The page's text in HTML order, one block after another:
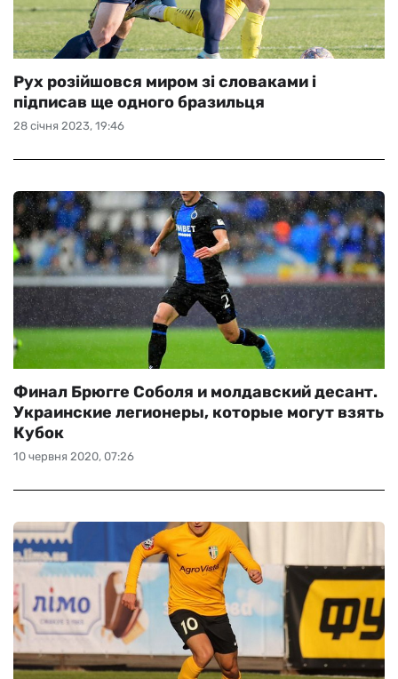
28 січня 2023, 19:46
Рух розійшовся миром зі словаками і
підписав ще одного бразильця
10 червня 2020, 07:26
Финал Брюгге Соболя и молдавский десант.
Украинские легионеры, которые могут взять
Кубок